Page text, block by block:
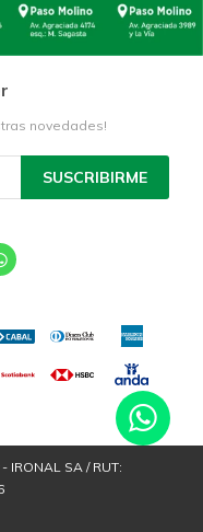
novedades!
SUSCRIBIRME
SA / RUT: